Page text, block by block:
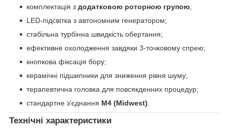
комплектація з додатковою роторною групою;
LED-підсвітка з автономним генератором;
стабільна турбінна швидкість обертання;
ефективне охолодження завдяки 3-точковому спрею;
кнопкова фіксація бору;
керамічні підшипники для зниження рівня шуму;
терапевтична головка для повсякденних процедур;
стандартне з’єднання М4 (Midwest)
Технічні характеристики